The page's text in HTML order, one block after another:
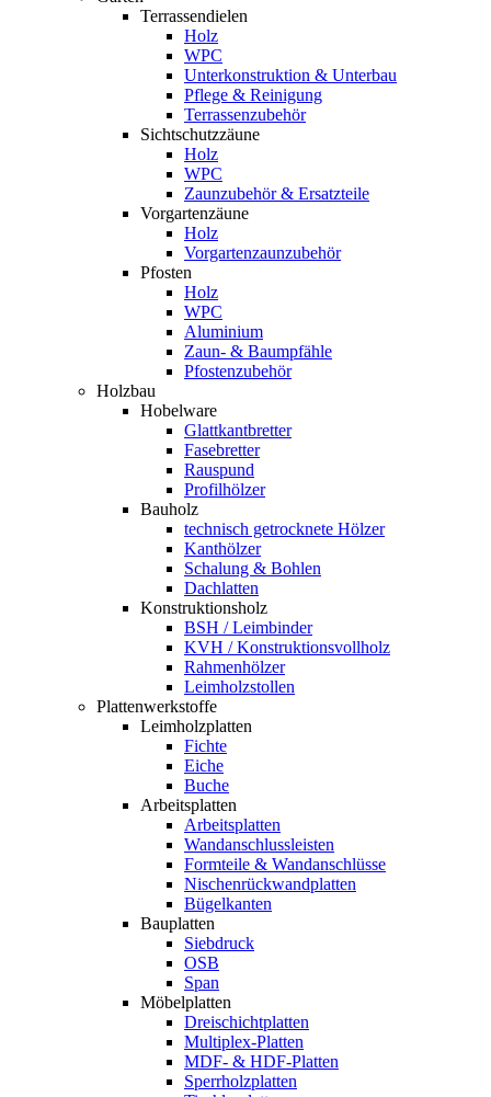
Terrassendielen
Holz
WPC
Unterkonstruktion & Unterbau
Pflege & Reinigung
Terrassenzubehör
Sichtschutzzäune
Holz
WPC
Zaunzubehör & Ersatzteile
Vorgartenzäune
Holz
Vorgartenzaunzubehör
Pfosten
Holz
WPC
Aluminium
Zaun- & Baumpfähle
Pfostenzubehör
Holzbau
Hobelware
Glattkantbretter
Fasebretter
Rauspund
Profilhölzer
Bauholz
technisch getrocknete Hölzer
Kanthölzer
Schalung & Bohlen
Dachlatten
Konstruktionsholz
BSH / Leimbinder
KVH / Konstruktionsvollholz
Rahmenhölzer
Leimholzstollen
Plattenwerkstoffe
Leimholzplatten
Fichte
Eiche
Buche
Arbeitsplatten
Arbeitsplatten
Wandanschlussleisten
Formteile & Wandanschlüsse
Nischenrückwandplatten
Bügelkanten
Bauplatten
Siebdruck
OSB
Span
Möbelplatten
Dreischichtplatten
Multiplex-Platten
MDF- & HDF-Platten
Sperrholzplatten